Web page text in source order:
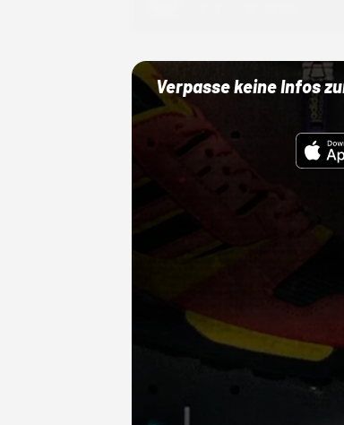
Verpasse keine Infos